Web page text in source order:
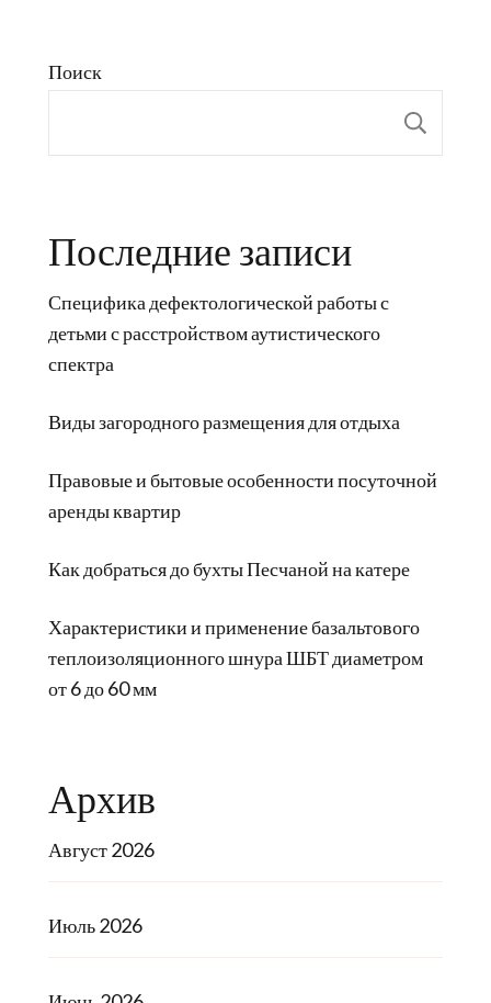
Поиск
Последние записи
Специфика дефектологической работы с
детьми с расстройством аутистического
спектра
Виды загородного размещения для отдыха
Правовые и бытовые особенности посуточной
аренды квартир
Как добраться до бухты Песчаной на катере
Характеристики и применение базальтового
теплоизоляционного шнура ШБТ диаметром
от 6 до 60 мм
Архив
Август 2026
Июль 2026